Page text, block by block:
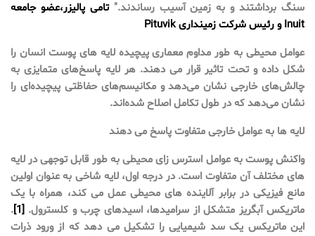
سنگ برداشتند و به زمین آسیب رساندند." تامی پالیزر،عضو جامعه
Inuit و رئیس شرکت زمینداری Pituvik
عوامل محیطی به طور مداوم معماری پیچیده لایه های پوست انسان را
شکل داده و تحت تاثیر قرار می دهند. هر لایه پاسخ‌های متمایزی به
چالش‌های خارجی نشان می‌دهد و مکانیسم‌های حفاظتی پیچیده‌ای را
نشان می‌دهد که در طول تکامل اصلاح شده‌اند.
لایه ها به عوامل خارجی متفاوت پاسخ می دهند
واکنش پوست به عوامل استرس زای محیطی به طور قابل توجهی در لایه
های مختلف آن متفاوت است. در درجه اول، لایه شاخی به عنوان اولین
مانع فیزیکی در برابر آلاینده های محیطی عمل می کند، همراه با یک
ماتریکس آبگریز متشکل از سرامیدها، اسیدهای چرب و کلسترول. [1]
.
این ماتریکس یک سد شیمیایی را تشکیل می دهد که از ورود ذرات